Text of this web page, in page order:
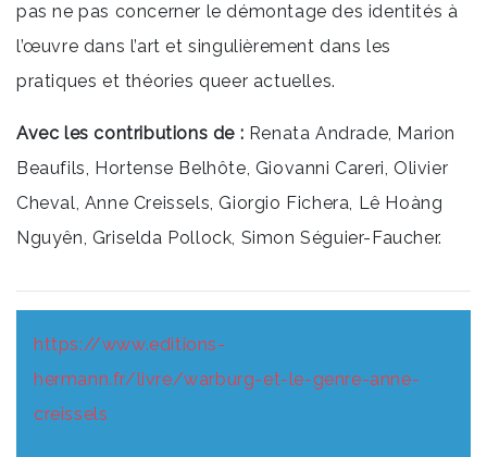
pas ne pas concerner le démontage des identités à
l’œuvre dans l’art et singulièrement dans les
pratiques et théories queer actuelles.
Avec les contributions de : Renata Andrade, Marion
Beaufils, Hortense Belhôte, Giovanni Careri, Olivier
Cheval, Anne Creissels, Giorgio Fichera, Lê Hoàng
Nguyên, Griselda Pollock, Simon Séguier-Faucher.
https://www.editions-
hermann.fr/livre/warburg-et-le-genre-anne-
creissels